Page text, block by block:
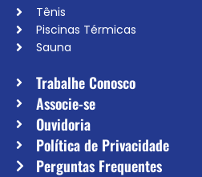
Tênis
Piscinas Térmicas
Sauna
Trabalhe Conosco
Associe-se
Ouvidoria
Política de Privacidade
Perguntas Frequentes